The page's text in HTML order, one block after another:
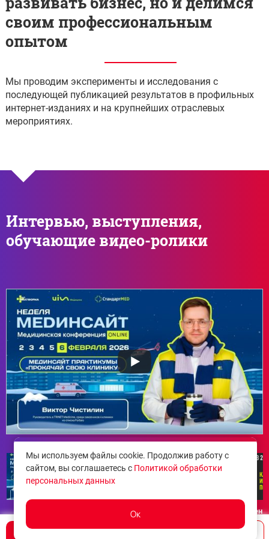
своим профессиональным
опытом
Мы проводим эксперименты и исследования с
последующей публикацией результатов в профильных
интернет-изданиях и на крупнейших отраслевых
мероприятиях.
Интервью, выступления,
обучающие видео-ролики
клиники глазами SEO-
эксперта
Разбор сайтов
топовых
стоматологических
Кузовлева
форуме
Мы используем файлы cookie. Продолжив работу с
сайтом, вы соглашаетесь с Политикой обработки
персональных данных
Ок